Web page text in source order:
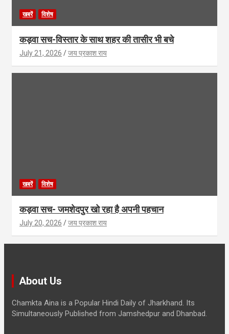
खबरें विशेष
कड़वा सच-विस्तार के साथ शहर की तासीर भी बचे
July 21, 2026 जय प्रकाश राय
खबरें विशेष
कड़वा सच- जमशेदपुर खो रहा है अपनी पहचान
July 20, 2026 जय प्रकाश राय
About Us
Chamkta Aina is a Popular Hindi Daily of Jharkhand. Its
Simultaneously Published from Jamshedpur and Dhanbad.